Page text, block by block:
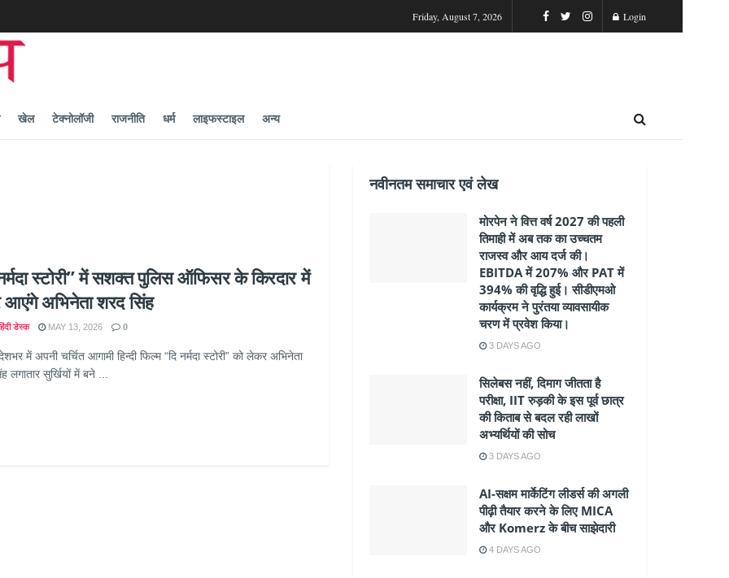
Friday, August 7, 2026 Login
खेल टेक्नोलॉजी राजनीति धर्म लाइफस्टाइल अन्य
स्टोरी” में सशक्त पुलिस ऑफिसर के किरदार में
अभिनेता शरद सिंह
डेस्क MAY 13, 2026 0
में अपनी चर्चित आगामी हिन्दी फिल्म “दि नर्मदा स्टोरी” को लेकर अभिनेता
लगातार सुर्खियों में बने ...
नवीनतम समाचार एवं लेख
मोरपेन ने वित्त वर्ष 2027 की पहली
तिमाही में अब तक का उच्चतम
राजस्व और आय दर्ज की।
EBITDA में 207% और PAT में
394% की वृद्धि हुई। सीडीएमओ
कार्यक्रम ने पुरंतया व्यावसायीक
चरण में प्रवेश किया।
3 DAYS AGO
सिलेबस नहीं, दिमाग जीतता है
परीक्षा, IIT रुड़की के इस पूर्व छात्र
की किताब से बदल रही लाखों
अभ्यर्थियों की सोच
3 DAYS AGO
AI-सक्षम मार्केटिंग लीडर्स की अगली
पीढ़ी तैयार करने के लिए MICA
और Komerz के बीच साझेदारी
4 DAYS AGO